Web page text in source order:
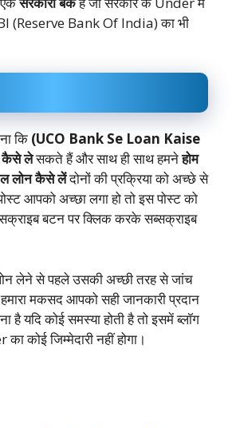
(Reserve Bank Of India) का भी
कि (UCO Bank Se Loan Kaise
कैसे लेसकते हैं और साथ ही साथ हमनेहोम
लोन कैसे लेंदोनों की प्रक्रिया को अच्छे से
आपको अच्छा लगा हो तो इस पोस्ट को
बटन पर क्लिक करके सब्सक्राइब
लेने से पहले उसकी अच्छी तरह से जांच
मकसद आपको सही जानकारी प्रदान
है यदि कोई समस्या होती है तो इसमें ब्लॉग
जिम्मेदारी नहीं होगा।